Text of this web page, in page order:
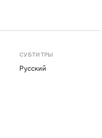
СУБТИТРЫ
Русский